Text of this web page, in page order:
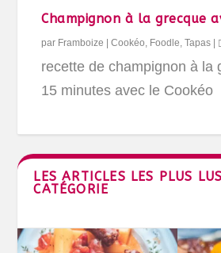
Champignon à la grecque
par Framboize |Cookéo, Foodle,Tapas
recette de champignon à la
15 minutes avec le Cookéo
LES ARTICLES LES PLUS
CATÉGORIE